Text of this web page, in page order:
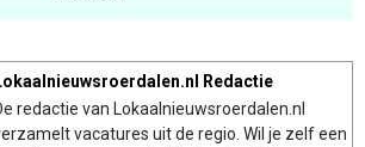
Redactie
redactie van Lokaalnieuwsroerdalen.nl
vacatures uit de regio. Wil je zelf een